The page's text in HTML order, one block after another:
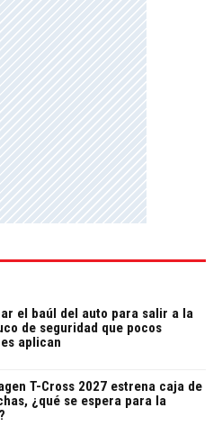
el baúl del auto para salir a la
de seguridad que pocos
aplican
T-Cross 2027 estrena caja de
¿qué se espera para la